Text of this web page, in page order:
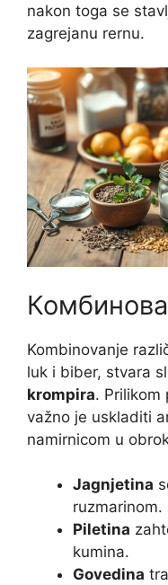
nakon toga se
zagrejanu rernu.
Kombinovanje
luk i biber, stvara
krompira. Prilikom
važno je uskladiti
namirnicom u
Jagnjetina
ruzmarinom.
Piletina
kumina.
Govedina